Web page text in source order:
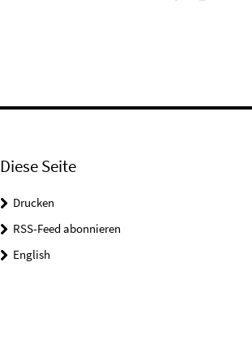
Diese Seite
Drucken
RSS-Feed abonnieren
English